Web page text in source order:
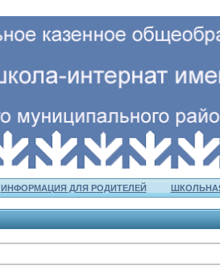
ИНФОРМАЦИЯ ДЛЯ РОДИТЕЛЕЙ